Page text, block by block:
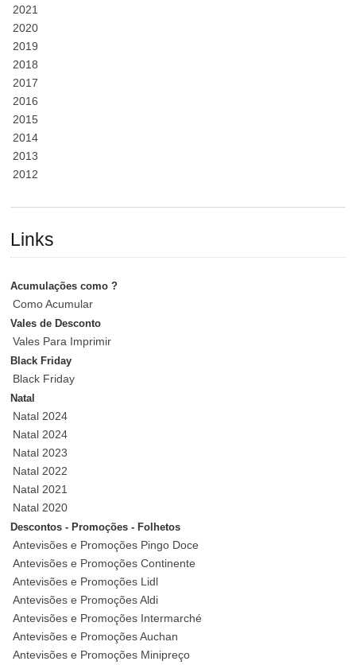
2021
2020
2019
2018
2017
2016
2015
2014
2013
2012
Links
Acumulações como ?
Como Acumular
Vales de Desconto
Vales Para Imprimir
Black Friday
Black Friday
Natal
Natal 2024
Natal 2024
Natal 2023
Natal 2022
Natal 2021
Natal 2020
Descontos - Promoções - Folhetos
Antevisões e Promoções Pingo Doce
Antevisões e Promoções Continente
Antevisões e Promoções Lidl
Antevisões e Promoções Aldi
Antevisões e Promoções Intermarché
Antevisões e Promoções Auchan
Antevisões e Promoções Minipreço